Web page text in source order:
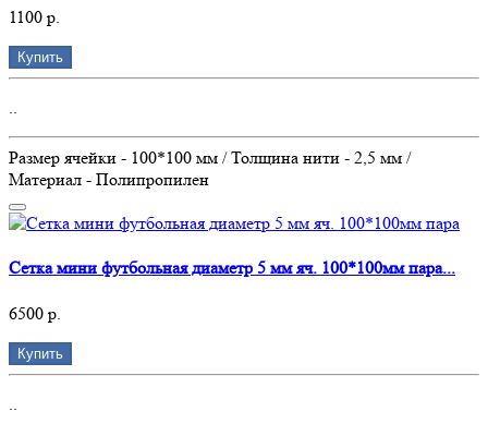
1100 р.
Купить
..
Размер ячейки - 100*100 мм / Толщина нити - 2,5 мм /
Материал - Полипропилен
Сетка мини футбольная диаметр 5 мм яч. 100*100мм пара...
6500 р.
Купить